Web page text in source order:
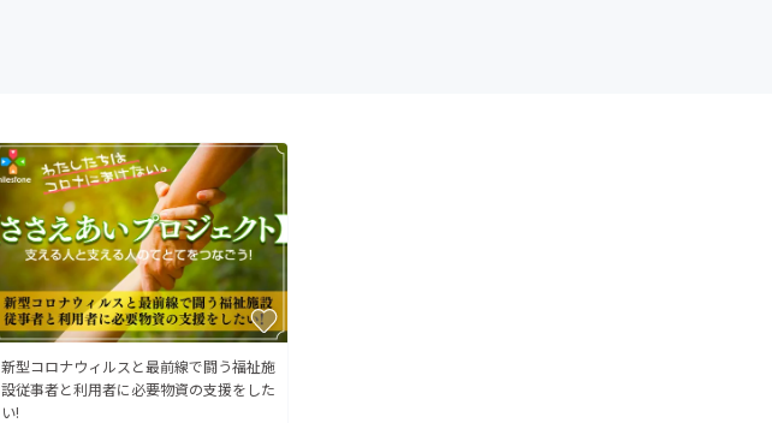
新型コロナウィルスと最前線で闘う福祉施
設従事者と利用者に必要物資の支援をした
い!